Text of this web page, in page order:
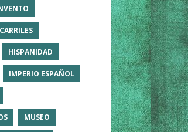
HISPANIDAD
IMPERIO ESPAÑOL
MUSEO